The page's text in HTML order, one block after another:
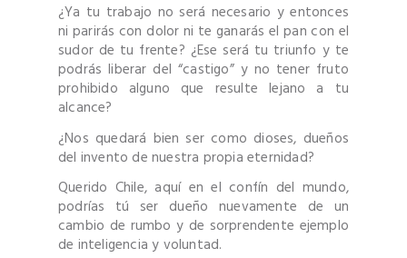
¿Ya tu trabajo no será necesario y entonces
ni parirás con dolor ni te ganarás el pan con el
sudor de tu frente? ¿Ese será tu triunfo y te
podrás liberar del “castigo” y no tener fruto
prohibido alguno que resulte lejano a tu
alcance?
¿Nos quedará bien ser como dioses, dueños
del invento de nuestra propia eternidad?
Querido Chile, aquí en el confín del mundo,
podrías tú ser dueño nuevamente de un
cambio de rumbo y de sorprendente ejemplo
de inteligencia y voluntad.